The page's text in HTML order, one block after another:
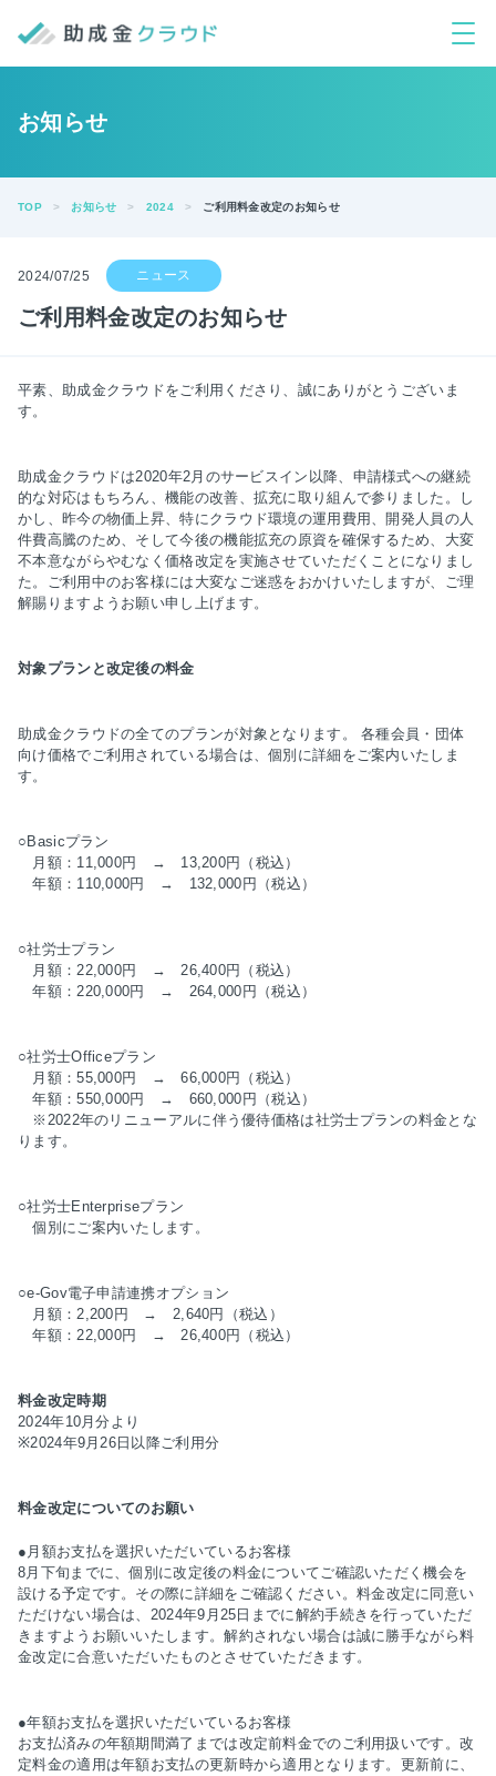
お知らせ
TOP お知らせ 2024 ご利用料金改定のお知らせ
2024/07/25
ご利用料金改定のお知らせ
平素、助成金クラウドをご利用くださり、誠にありがとうございま
す。
助成金クラウドは2020年2月のサービスイン以降、申請様式への継続
的な対応はもちろん、機能の改善、拡充に取り組んで参りました。し
かし、昨今の物価上昇、特にクラウド環境の運用費用、開発人員の人
件費高騰のため、そして今後の機能拡充の原資を確保するため、 大変
不本意ながらやむなく価格改定を実施させていただくことになりまし
た。ご利用中のお客様には大変なご迷惑をおかけいたしますが、ご理
解賜りますようお願い申し上げます。
対象プランと改定後の料金
助成金クラウドの全てのプランが対象となります。 各種会員・団体
向け価格でご利用されている場合は、個別に詳細をご案内いたしま
す。
○Basicプラン
月額：11,000円 → 13,200円（税込）
年額：110,000円 → 132,000円（税込）
○社労士プラン
月額：22,000円 → 26,400円（税込）
年額：220,000円 → 264,000円（税込）
○社労士Officeプラン
月額：55,000円 → 66,000円（税込）
年額：550,000円 → 660,000円（税込）
※2022年のリニューアルに伴う優待価格は社労士プランの料金とな
ります。
○社労士Enterpriseプラン
個別にご案内いたします。
○e-Gov電子申請連携オプション
月額：2,200円 → 2,640円（税込）
年額：22,000円 → 26,400円（税込）
料金改定時期
2024年10月分より
※2024年9月26日以降ご利用分
料金改定についてのお願い
●月額お支払を選択いただいているお客様
8月下旬までに、個別に改定後の料金についてご確認いただく機会を
設ける予定です。その際に詳細をご確認ください。 料金改定に同意い
ただけない場合は、2024年9月25日までに解約手続きを行っていただ
きますようお願いいたします。解約されない場合は誠に勝手ながら料
金改定に合意いただいたものとさせていただきます。
●年額お支払を選択いただいているお客様
お支払済みの年額期間満了までは改定前料金でのご利用扱いです。改
定料金の適用は年額お支払の更新時から適用となります。更新前に、